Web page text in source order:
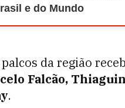
e do Mundo
da região
Falcão,
.